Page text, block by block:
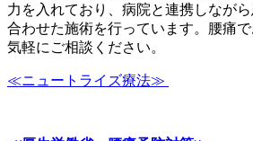
力を入れており、病院と連携しなが
合わせた施術を行っています。腰痛
気軽にご相談ください。
≪ニュートライズ療法≫